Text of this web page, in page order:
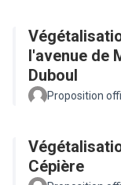
l'avenue de
Duboul
Proposition
Cépière